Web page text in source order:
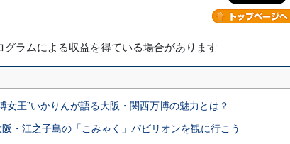
ラムによる収益を得ている場合があります
女王”いかりんが語る大阪・関西万博の魅力とは？
・江之子島の「こみゃく」パビリオンを観に行こう